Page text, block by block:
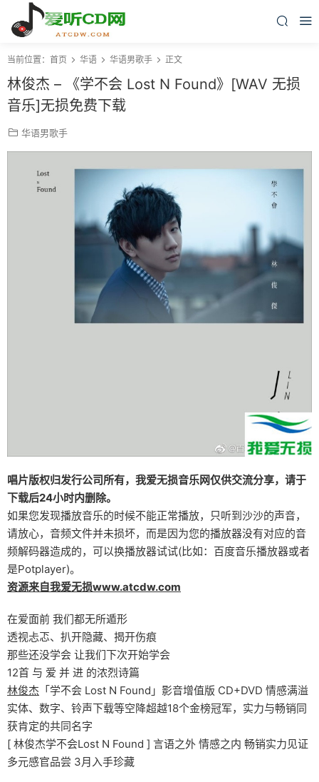
当前位置： 首页 华语 华语男歌手 正文
林俊杰 – 《学不会 Lost N Found》[WAV 无损
音乐]无损免费下载
华语男歌手
唱片版权归发行公司所有，我爱无损音乐网仅供交流分享，请于
下载后24小时内删除。
如果您发现播放音乐的时候不能正常播放，只听到沙沙的声音，
请放心，音频文件并未损坏，而是因为您的播放器没有对应的音
频解码器造成的，可以换播放器试试(比如：百度音乐播放器或者
是Potplayer)。
资源来自我爱无损www.atcdw.com
在爱面前 我们都无所遁形
透视忐忑、扒开隐藏、揭开伤痕
那些还没学会 让我们下次开始学会
12首 与 爱 并 进 的浓烈诗篇
林俊杰 「学不会 Lost N Found」影音增值版 CD+DVD 情感满溢
实体、数字、铃声下载等空降超越18个金榜冠军，实力与畅销同
获肯定的共同名字
[ 林俊杰学不会Lost N Found ] 言语之外 情感之内 畅销实力见证
多元感官品尝 3月入手珍藏